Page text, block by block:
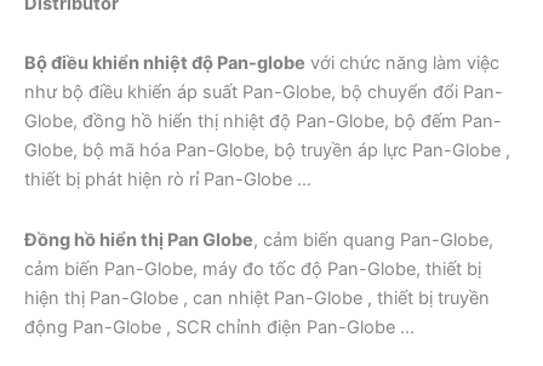
Bộ điều khiển nhiệt độ Pan-globe với chức năng làm việc
như bộ điều khiển áp suất Pan-Globe, bộ chuyển đổi Pan-
Globe, đồng hồ hiển thị nhiệt độ Pan-Globe, bộ đếm Pan-
Globe, bộ mã hóa Pan-Globe, bộ truyền áp lực Pan-Globe ,
thiết bị phát hiện rò rỉ Pan-Globe …
Đồng hồ hiển thị Pan Globe, cảm biến quang Pan-Globe,
cảm biến Pan-Globe, máy đo tốc độ Pan-Globe, thiết bị
hiện thị Pan-Globe , can nhiệt Pan-Globe , thiết bị truyền
động Pan-Globe , SCR chỉnh điện Pan-Globe …